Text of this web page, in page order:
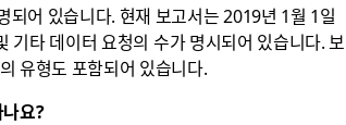
되어 있습니다. 현재 보고서는 2019년 1월 1일
타 데이터 요청의 수가 명시되어 있습니다. 보
유형도 포함되어 있습니다.
요?